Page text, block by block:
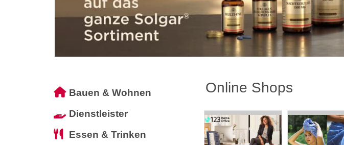
Bauen & Wohnen
Dienstleister
Essen & Trinken
Online Shops